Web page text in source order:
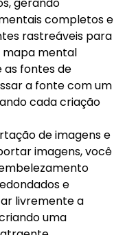
completos e
rastreáveis para
mapa mental
fontes de
a fonte com um
cada criação
de imagens e
imagens, você
e
livremente a
uma